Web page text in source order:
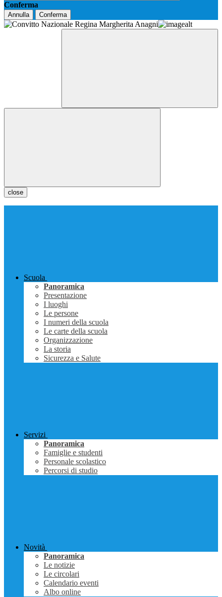
Conferma
Annulla Conferma
close
Scuola
Panoramica
Presentazione
I luoghi
Le persone
I numeri della scuola
Le carte della scuola
Organizzazione
La storia
Sicurezza e Salute
Servizi
Panoramica
Famiglie e studenti
Personale scolastico
Percorsi di studio
Novità
Panoramica
Le notizie
Le circolari
Calendario eventi
Albo online